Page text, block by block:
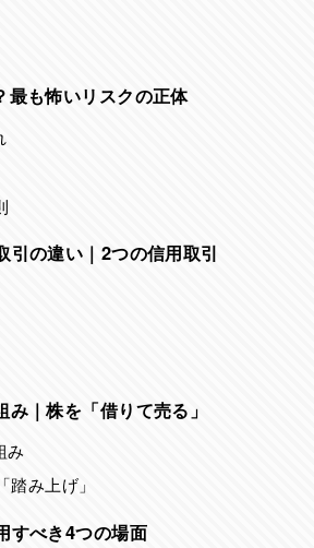
最も怖いリスクの正体
引の違い｜2つの信用取引
｜株を「借りて売る」
み
み上げ」
すべき4つの場面